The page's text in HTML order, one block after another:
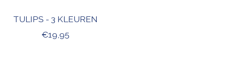
TULIPS - 3 KLEUREN
€19,95